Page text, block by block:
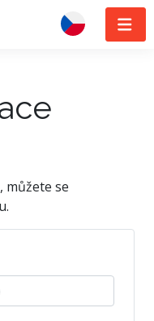
můžete se